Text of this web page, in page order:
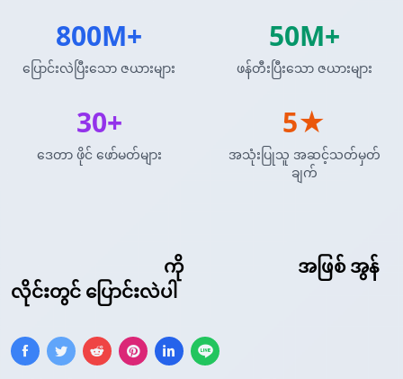
ကို
အဖြစ် အွန်
လိုင်းတွင် ပြောင်းလဲပါ
800M+
ပြောင်းလဲပြီးသော ဇယားများ
50M+
ဖန်တီးပြီးသော ဇယားများ
30+
ဒေတာ ဖိုင် ဖော်မတ်များ
5★
အသုံးပြုသူ အဆင့်သတ်မှတ်
ချက်